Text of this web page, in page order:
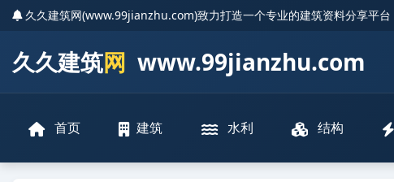
久久建筑网(www.99jianzhu.com)致力打造一个专业的建筑资料分享平台
久久建筑网 www.99jianzhu.com
首页 建筑 水利 结构